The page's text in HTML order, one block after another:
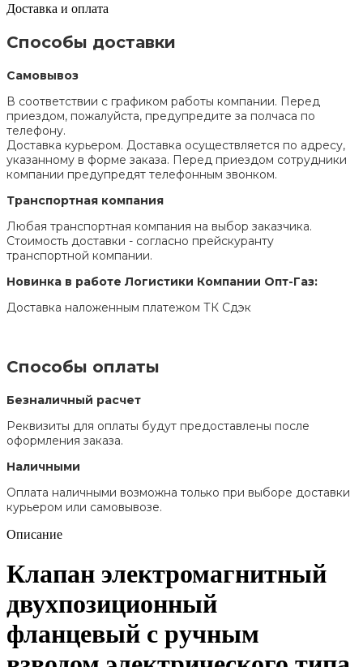
Доставка и оплата
Способы доставки
Самовывоз
В соответствии с графиком работы компании. Перед
приездом, пожалуйста, предупредите за полчаса по
телефону.
Доставка курьером. Доставка осуществляется по адресу,
указанному в форме заказа. Перед приездом сотрудники
компании предупредят телефонным звонком.
Транспортная компания
Любая транспортная компания на выбор заказчика.
Стоимость доставки - согласно прейскуранту
транспортной компании.
Новинка в работе Логистики Компании Опт-Газ:
Доставка наложенным платежом ТК Сдэк
Способы оплаты
Безналичный расчет
Реквизиты для оплаты будут предоставлены после
оформления заказа.
Наличными
Оплата наличными возможна только при выборе доставки
курьером или самовывозе.
Описание
Клапан электромагнитный
двухпозиционный
фланцевый с ручным